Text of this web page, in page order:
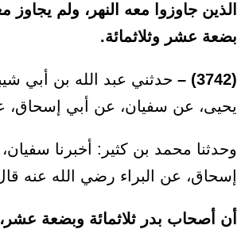
الذين جاوزوا معه النهر، ولم يجاوز
بضعة عشر وثلاثمائة.
(3742) –
حدثني عبد الله بن أبي
يحيى، عن سفيان، عن أبي إسحاق،
وحدثنا محمد بن كثير: أخبرنا
إسحاق، عن البراء رضي الله عنه
أن أصحاب بدر ثلاثمائة وبضعة